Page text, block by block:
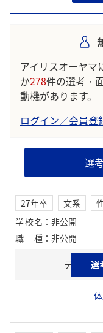
「自己分析の徹底」
られています。
学生の声を就職
※AIを使用し、過去3年
のユーザの投稿は下記
アイリスオーヤマ
か278件の選考・
動機があります。
ログイン／会員登
選
27年卒 文系
学校名 ： 非公開
職種 ： 非公開
テスト 選